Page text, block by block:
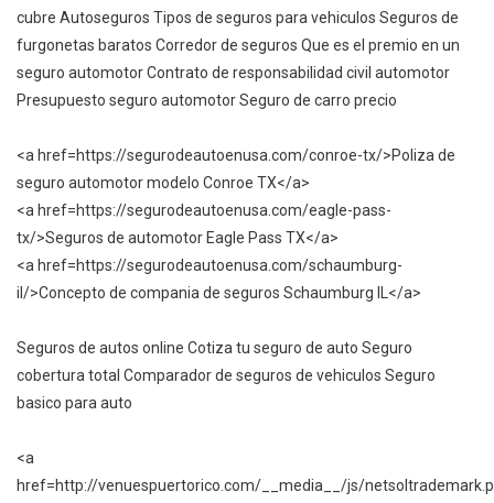
cubre Autoseguros Tipos de seguros para vehiculos Seguros de
furgonetas baratos Corredor de seguros Que es el premio en un
seguro automotor Contrato de responsabilidad civil automotor
Presupuesto seguro automotor Seguro de carro precio
<a href=https://segurodeautoenusa.com/conroe-tx/>Poliza de
seguro automotor modelo Conroe TX</a>
<a href=https://segurodeautoenusa.com/eagle-pass-
tx/>Seguros de automotor Eagle Pass TX</a>
<a href=https://segurodeautoenusa.com/schaumburg-
il/>Concepto de compania de seguros Schaumburg IL</a>
Seguros de autos online Cotiza tu seguro de auto Seguro
cobertura total Comparador de seguros de vehiculos Seguro
basico para auto
<a
href=http://venuespuertorico.com/__media__/js/